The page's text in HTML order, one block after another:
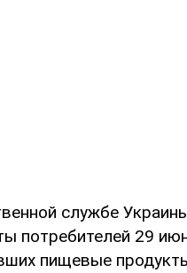
службе
потребителей 29
пищевые